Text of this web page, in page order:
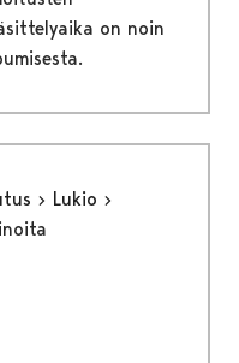
on noin
Lukio